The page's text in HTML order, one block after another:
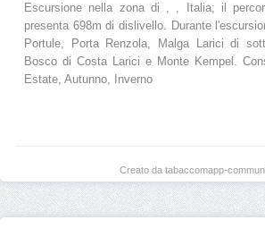
Escursione nella zona di , , Italia; il
presenta 698m di dislivello. Durante
Portule, Porta Renzola, Malga Larici di
Bosco di Costa Larici e Monte Kempel.
Estate, Autunno, Inverno
Creato da tabaccomapp-